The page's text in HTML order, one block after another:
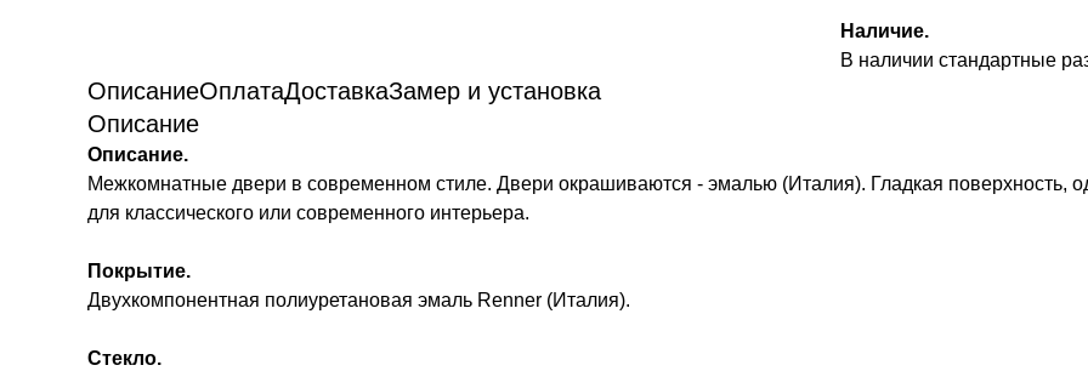
Наличие.
В наличии стандартные
ОписаниеОплатаДоставкаЗамер и установка
Описание
Описание.
Межкомнатные двери в современном стиле. Двери окрашиваются - эмалью (Италия). Гладкая поверхность,
для классического или современного интерьера.
Покрытие.
Двухкомпонентная полиуретановая эмаль Renner (Италия).
Стекло.